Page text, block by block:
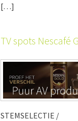
[…]
TV spots Nescafé
STEMSELECTIE /